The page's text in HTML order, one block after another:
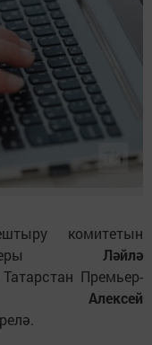
комитетын
Ләйлә
Премьер-
Алексей